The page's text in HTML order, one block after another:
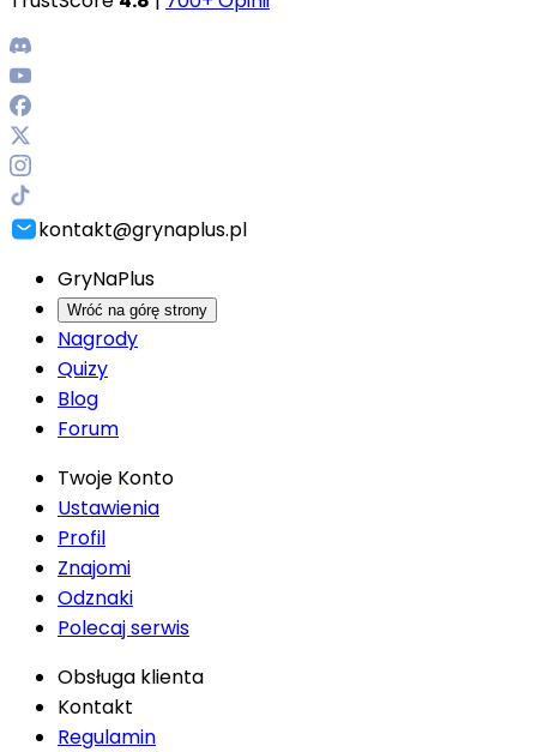
kontakt@grynaplus.pl
GryNaPlus
Wróć na górę strony
Nagrody
Quizy
Blog
Forum
Twoje Konto
Ustawienia
Profil
Znajomi
Odznaki
Polecaj serwis
Obsługa klienta
Kontakt
Regulamin